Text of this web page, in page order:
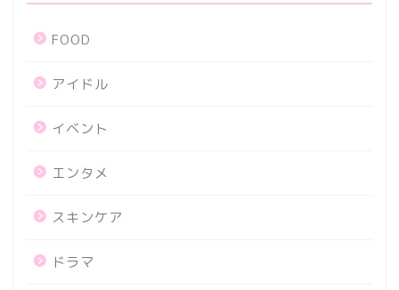
FOOD
アイドル
イベント
エンタメ
スキンケア
ドラマ